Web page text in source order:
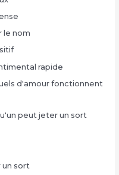
le nom
rapide
d'amour fonctionnent
peut jeter un sort
un sort